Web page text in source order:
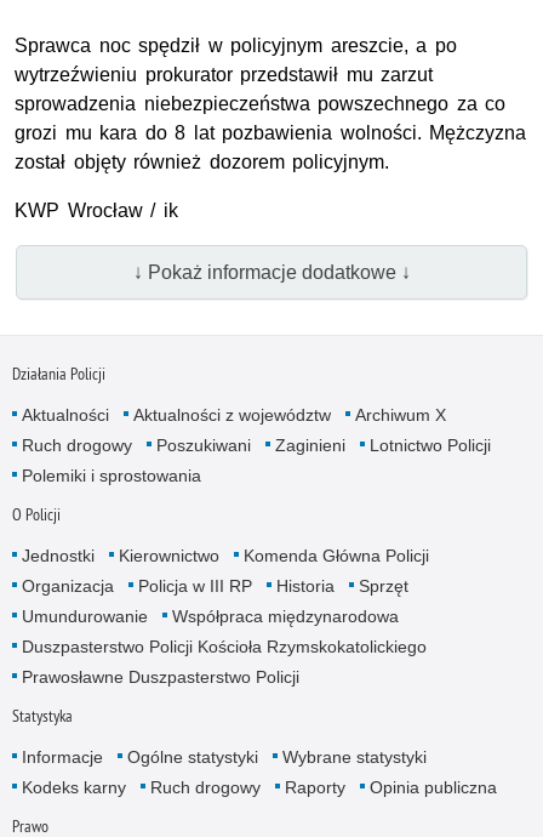
Sprawca noc spędził w policyjnym areszcie, a po
wytrzeźwieniu prokurator przedstawił mu zarzut
sprowadzenia niebezpieczeństwa powszechnego za co
grozi mu kara do 8 lat pozbawienia wolności. Mężczyzna
został objęty również dozorem policyjnym.
KWP Wrocław / ik
↓ Pokaż informacje dodatkowe ↓
Działania Policji
Aktualności Aktualności z województw
Archiwum X
Ruch drogowy
Poszukiwani Zaginieni
Lotnictwo Policji
Polemiki i sprostowania
O Policji
Jednostki Kierownictwo
Komenda Główna Policji
Organizacja
Policja w III RP Historia
Sprzęt
Umundurowanie
Współpraca międzynarodowa
Duszpasterstwo Policji Kościoła Rzymskokatolickiego
Prawosławne Duszpasterstwo Policji
Statystyka
Informacje Ogólne statystyki
Wybrane statystyki
Kodeks karny
Ruch drogowy Raporty Opinia publiczna
Prawo